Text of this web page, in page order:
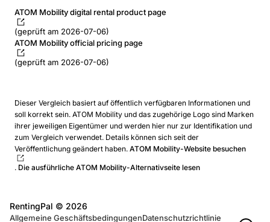
ATOM Mobility digital rental product page
(geprüft am 2026-07-06)
ATOM Mobility official pricing page
(geprüft am 2026-07-06)
Dieser Vergleich basiert auf öffentlich verfügbaren Informationen und
soll korrekt sein. ATOM Mobility und das zugehörige Logo sind Marken
ihrer jeweiligen Eigentümer und werden hier nur zur Identifikation und
zum Vergleich verwendet. Details können sich seit der
Veröffentlichung geändert haben. ATOM Mobility-Website besuchen
. Die ausführliche ATOM Mobility-Alternativseite lesen
RentingPal © 2026
Allgemeine GeschäftsbedingungenDatenschutzrichtlinie